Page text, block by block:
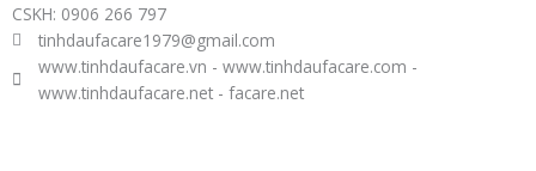
CSKH: 0906 266 797
tinhdaufacare1979@gmail.com
www.tinhdaufacare.vn - www.tinhdaufacare.com -
www.tinhdaufacare.net - facare.net